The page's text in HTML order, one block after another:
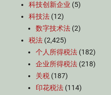
科技创新企业 (5)
科技法 (12)
数字技术法 (2)
税法 (2,425)
个人所得税法 (182)
企业所得税法 (218)
关税 (187)
印花税法 (114)